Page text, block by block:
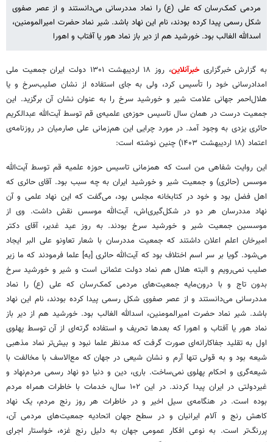
مردمی کمک‌رسان که علی (ع) را نماد مددرسانی می‌دانستند و از عصر صفوی
شکل رسمی پیدا کرده بودند، نام این نهاد باشد. شیر نماد حضرت امیرالمومنین،
اسدالله الغالب بود. خورشید هم از دیر باز نماد هور یا آفتاب و اهورا
به گزارش خبرگزاریخبرآنلاین
، روز ۱۸ اردیبهشت ۱۳۰۱ دولت ایران جمعیت ملی
امدادرسانی خود را تأسیس کرد، ولی به جای استفاده از نشان صلیب‌سرخ و یا
هلال‌احمر جهانی علامت شیر و خورشید سرخ را به عنوان نشان آن برگزید. این
جمعیت درست در همان سال تاسیس حوزه‌ی علمیه‌ی قم توسط آیت‌الله عبدالکریم
حائری یزدی به وجود آمد. در مورد چرایی این هم‌زمانی علی صارمیان در روزنامه‌ی
اعتماد (۱۸ اردیبهشت ۱۴۰۳) چنین نوشته است:
این روایت شفاهی من است که همزمانی تاسیس حوزه علمیه قم توسط آیت‌الله
موسس (حائری) و جمعیت شیر و خورشید ایران به چه سبب بود. آقای حائری که
اهل فضل بود و خود در کتابخانه مجلس بود، می‌گفت که این نهاد علمی و آن
نهاد مددرسان هر دو در شکل‌گیری‌اش، آیت‌الله موسس نقش داشت. وی از
موسسین جمعیت شیر و خورشید سرخ بودند. به روز عید غدیر، آقای دکتر
امیرخان اعلم اعلان داشتند که جمعیت مددرسان با شعار تعاونو علی البر ایجاد
می‌شود. گویا بر سر اسم اختلاف بود که آیت‌الله حائری [به] علما فرمودند که ما زیر
صلیب نمی‌رویم و البته هلال هم نماد دولت عثمانی است و شیر و خورشید سرخ
بدون تاج و با درون‌مایه جمعیت‌های مردمی کمک‌رسان که علی (ع) را نماد
مددرسانی می‌دانستند و از عصر صفوی شکل رسمی پیدا کرده بودند، نام این نهاد
باشد. شیر نماد حضرت امیرالمومنین، اسدالله الغالب بود. خورشید هم از دیر باز
نماد هور یا آفتاب و اهورا که بعدها تحریف و استفاده گرته‌ای از آن توسط پهلوی
اول به تقلید جفاکارانه‌ای صورت گرفت که مدنظر علما نبود و بیش‌تر نماد مذهبی
شیعه بود و به قولی تنها آرم و نشان شیعی در جهان که مع‌الاسف با مخالفت با
شیعه‌گری و احکام پهلوی نمی‌ساخت. باری، دین و دنیا دو نهاد رسمی مردم‌نهاد و
غیردولتی در ایران پیدا کردند. در این ۱۰۲ سال، خدمات با خاطرات همراه مردم
بوده است. در هنگامه‌ی سیل اخیر و در خاطرات هر روز رنج مردم، یک نهاد
کاهش رنج و آلام ایرانیان و در سطح جهان اتحادیه جمعیت‌های مردمی آن،
پررنگ‌تر است. به نوعی افکار عمومی جهان به دلیل رنج غزه، خواستار اجرای